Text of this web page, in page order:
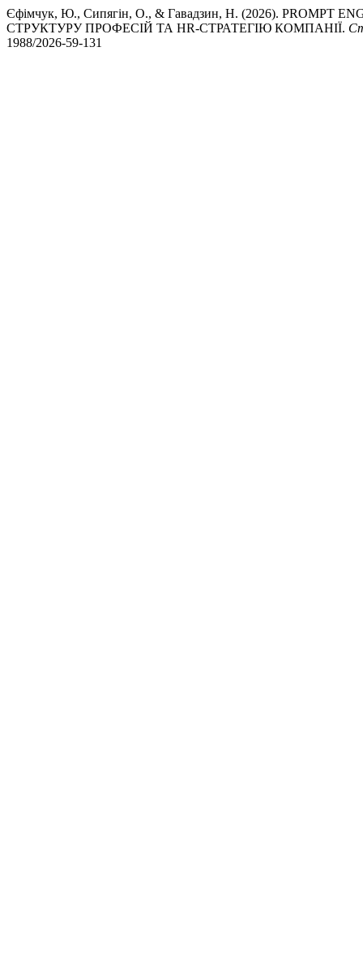
Єфімчук, Ю., Сипягін, О., & Гавадзин, Н. (2026).
СТРУКТУРУ ПРОФЕСІЙ ТА HR-СТРАТЕГІЮ КОМПАНІЇ.
1988/2026-59-131